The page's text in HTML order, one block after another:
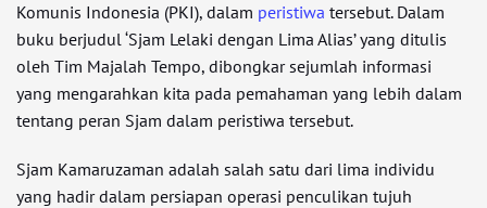
Komunis Indonesia (PKI), dalam peristiwa tersebut. Dalam
buku berjudul ‘Sjam Lelaki dengan Lima Alias’ yang ditulis
oleh Tim Majalah Tempo, dibongkar sejumlah informasi
yang mengarahkan kita pada pemahaman yang lebih dalam
tentang peran Sjam dalam peristiwa tersebut.
Sjam Kamaruzaman adalah salah satu dari lima individu
yang hadir dalam persiapan operasi penculikan tujuh